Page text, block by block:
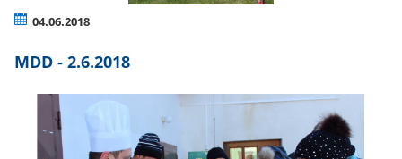
04.06.2018
MDD - 2.6.2018